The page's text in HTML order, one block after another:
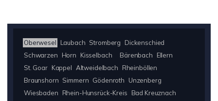
Oberwesel Laubach Stromberg
Dickenschied
Schwarzen
Horn Kisselbach Bärenbach
Ellern
St. Goar Kappel Altweidelbach
Rheinböllen
Braunshorn Simmern Gödenroth
Unzenberg
Wiesbaden
Rhein-Hunsrück-Kreis
Bad Kreuznach